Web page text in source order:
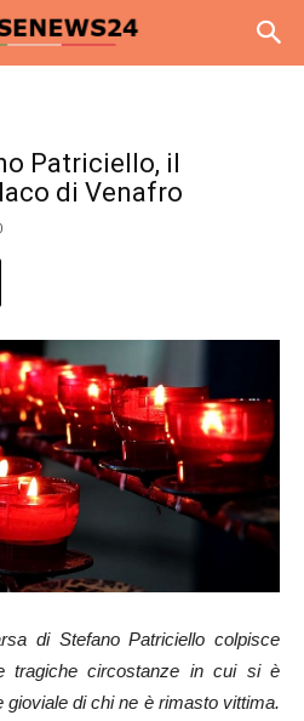
Patriciello, il
di Venafro
di Stefano Patriciello colpisce
tragiche circostanze in cui si è
gioviale di chi ne è rimasto vittima.